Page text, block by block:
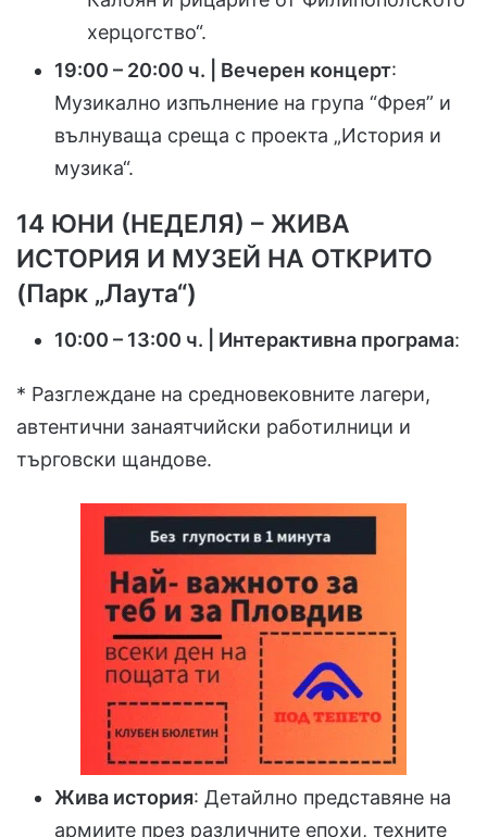
херцогство“.
19:00 – 20:00 ч. | Вечерен концерт:
Музикално изпълнение на група “Фрея” и
вълнуваща среща с проекта „История и
музика“.
14 ЮНИ (НЕДЕЛЯ) – ЖИВА
ИСТОРИЯ И МУЗЕЙ НА ОТКРИТО
(Парк „Лаута“)
10:00 – 13:00 ч. | Интерактивна програма:
* Разглеждане на средновековните лагери,
автентични занаятчийски работилници и
търговски щандове.
Жива история: Детайлно представяне на
армиите през различните епохи, техните